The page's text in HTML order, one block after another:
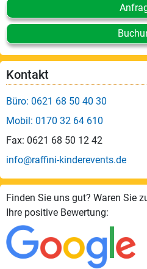
Kontakt
Büro: 0621 68 50 40 30
Mobil: 0170 32 64 610
Fax: 0621 68 50 12 42
info@raffini-kinderevents.de
Finden Sie uns gut? Waren Sie
Ihre positive Bewertung: